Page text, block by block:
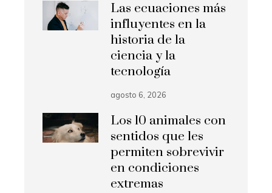
Las ecuaciones más
influyentes en la
historia de la
ciencia y la
tecnología
agosto 6, 2026
Los 10 animales con
sentidos que les
permiten sobrevivir
en condiciones
extremas